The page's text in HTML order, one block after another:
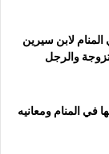
لابن سيرين
والرجل
في المنام ومعانيه